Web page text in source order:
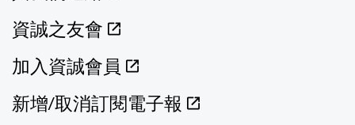
資誠之友會
加入資誠會員
新增/取消訂閱電子報